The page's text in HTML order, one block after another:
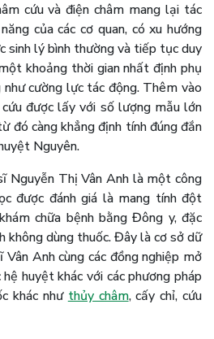
cứu và điện châm mang lại tác
của các cơ quan, có xu hướng
sinh lý bình thường và tiếp tục duy
khoảng thời gian nhất định phụ
cường lực tác động. Thêm vào
được lấy với số lượng mẫu lớn
đó càng khẳng định tính đúng đắn
Nguyên.
Nguyễn Thị Vân Anh là một công
được đánh giá là mang tính đột
chữa bệnh bằng Đông y, đặc
không dùng thuốc. Đây là cơ sở dữ
Anh cùng các đồng nghiệp mở
huyệt khác với các phương pháp
khác như thủy châm, cấy chỉ, cứu